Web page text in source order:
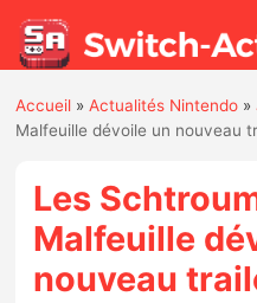
Actualités
Jeux
Accueil »Actualités Nintendo »
Malfeuille dévoile un nouveau
Les
Malfeuille
nouveau